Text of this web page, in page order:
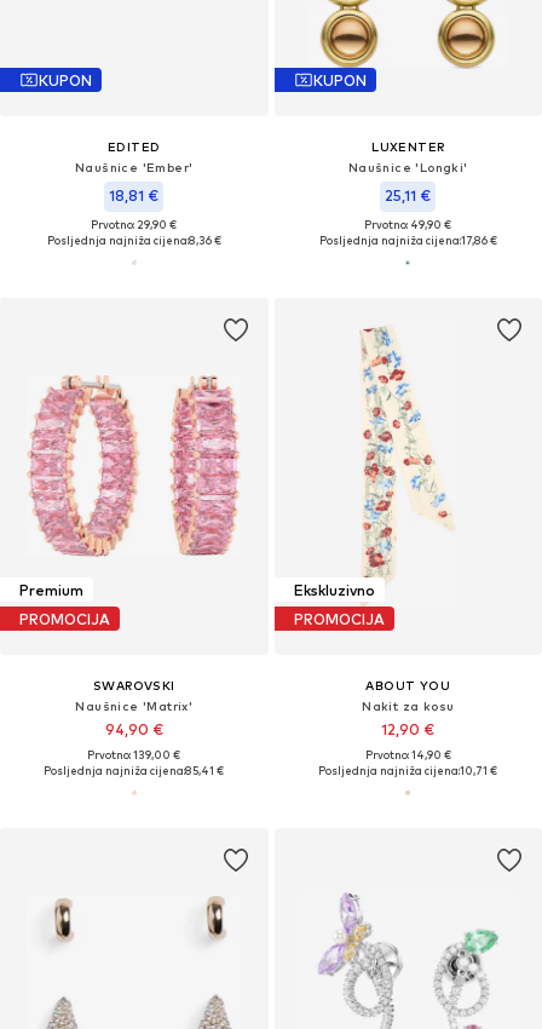
KUPON
EDITED
Naušnice 'Ember'
18,81 €
Prvotno: 29,90 €
Posljednja najniža cijena:8,36 €
KUPON
LUXENTER
Naušnice 'Longki'
25,11 €
Prvotno: 49,90 €
Posljednja najniža cijena:17,86 €
Premium
PROMOCIJA
SWAROVSKI
Naušnice 'Matrix'
94,90 €
Prvotno: 139,00 €
Posljednja najniža cijena:85,41 €
Ekskluzivno
PROMOCIJA
ABOUT YOU
Nakit za kosu
12,90 €
Prvotno: 14,90 €
Posljednja najniža cijena:10,71 €